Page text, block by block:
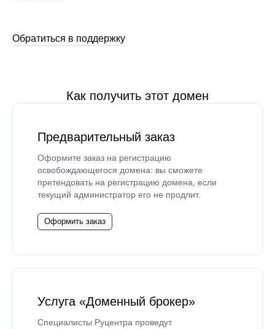
Обратиться в поддержку
Как получить этот домен
Предварительный заказ
Оформите заказ на регистрацию
освобождающегося домена: вы сможете
претендовать на регистрацию домена, если
текущий администратор его не продлит.
Оформить заказ
Услуга «Доменный брокер»
Специалисты Руцентра проведут